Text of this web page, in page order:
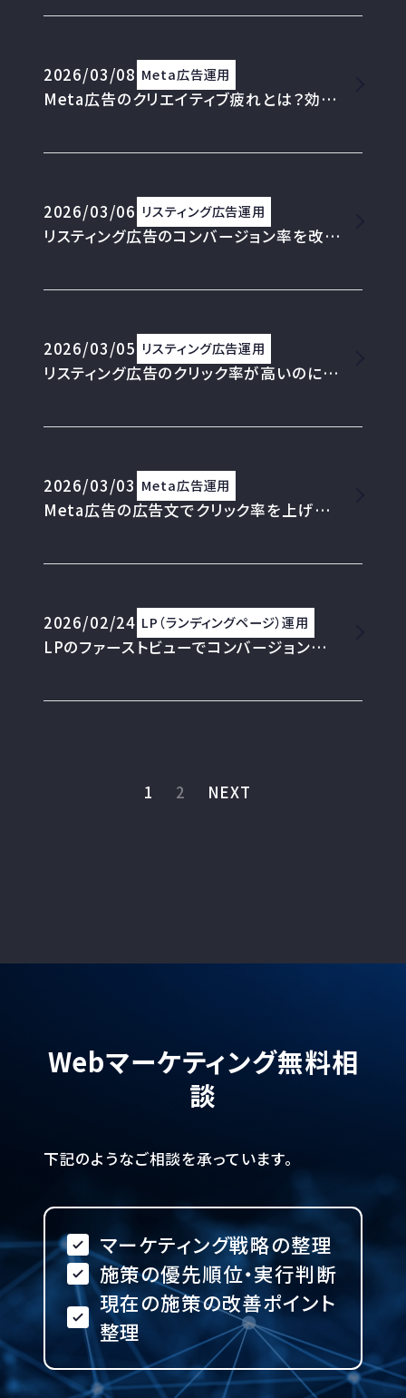
2026/03/08 Meta広告運用
Meta広告のクリエイティブ疲れとは？効果が落ちる前にやるべき改善サイクルの回し方
2026/03/06 リスティング広告運用
リスティング広告のコンバージョン率を改善する5つの視点
2026/03/05 リスティング広告運用
リスティング広告のクリック率が高いのにコンバージョン率が低い時の対処法
2026/03/03 Meta広告運用
Meta広告の広告文でクリック率を上げる心理学的アプローチ
2026/02/24 LP（ランディングページ）運用
LPのファーストビューでコンバージョン率を左右する3つの要素
1 2 NEXT
Webマーケティング無料相
談
下記のようなご相談を承っています。
マーケティング戦略の整理
施策の優先順位・実行判断
現在の施策の改善ポイント
整理